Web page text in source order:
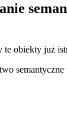
te obiekty już